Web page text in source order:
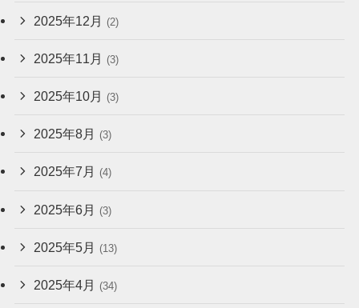
2025年12月 (2)
2025年11月 (3)
2025年10月 (3)
2025年8月 (3)
2025年7月 (4)
2025年6月 (3)
2025年5月 (13)
2025年4月 (34)